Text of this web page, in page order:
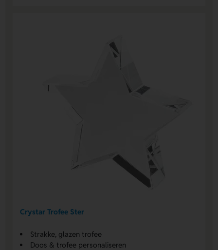
Crystar Trofee Ster
Strakke, glazen trofee
Doos & trofee personaliseren